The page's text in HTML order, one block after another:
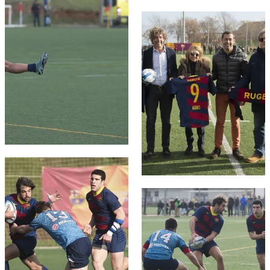
FC Barcelona club badge
FC Barcelona club badge
FC Barcelona club badge